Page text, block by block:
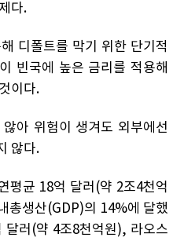
다.
디폴트를 막기 위한 단기적
빈국에 높은 금리를 적용해
이다.
아 위험이 생겨도 외부에선
않다.
평균 18억 달러(약 2조4천억
총생산(GDP)의 14%에 달했
달러(약 4조8천억원), 라오스